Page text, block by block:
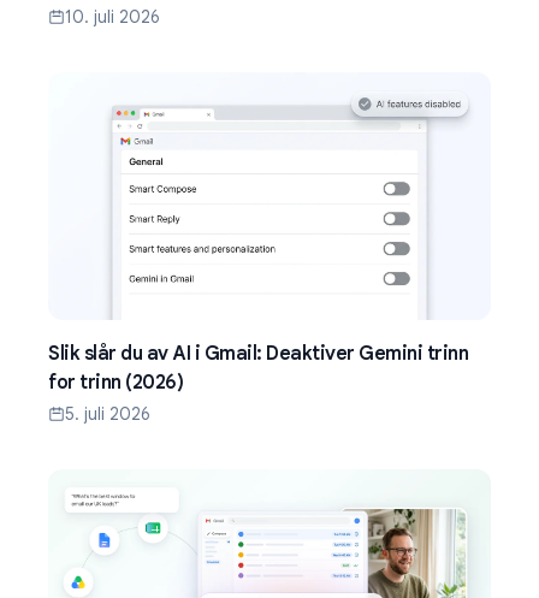
10. juli 2026
Slik slår du av AI i Gmail: Deaktiver Gemini trinn
for trinn (2026)
5. juli 2026